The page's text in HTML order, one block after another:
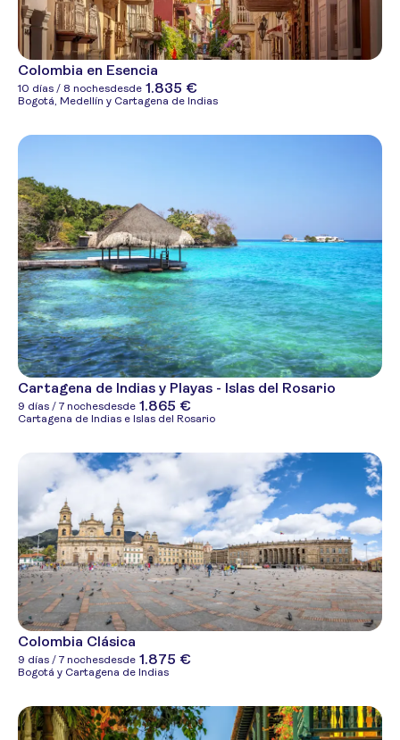
Colombia en Esencia
10 días / 8 nochesdesde 1.835 €
Bogotá, Medellín y Cartagena de Indias
Cartagena de Indias y Playas - Islas del Rosario
9 días / 7 nochesdesde 1.865 €
Cartagena de Indias e Islas del Rosario
Colombia Clásica
9 días / 7 nochesdesde 1.875 €
Bogotá y Cartagena de Indias